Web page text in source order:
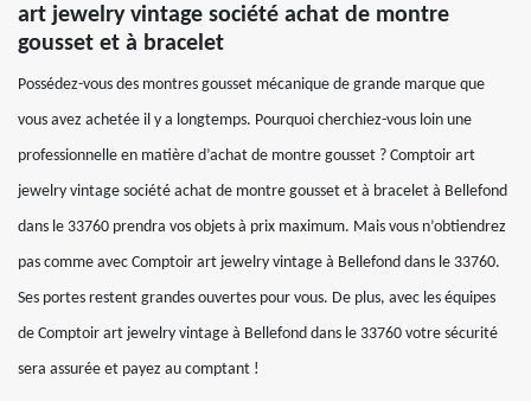
art jewelry vintage société achat de montre
gousset et à bracelet
Possédez-vous des montres gousset mécanique de grande marque que
vous avez achetée il y a longtemps. Pourquoi cherchiez-vous loin une
professionnelle en matière d’achat de montre gousset ? Comptoir art
jewelry vintage société achat de montre gousset et à bracelet à Bellefond
dans le 33760 prendra vos objets à prix maximum. Mais vous n’obtiendrez
pas comme avec Comptoir art jewelry vintage à Bellefond dans le 33760.
Ses portes restent grandes ouvertes pour vous. De plus, avec les équipes
de Comptoir art jewelry vintage à Bellefond dans le 33760 votre sécurité
sera assurée et payez au comptant !